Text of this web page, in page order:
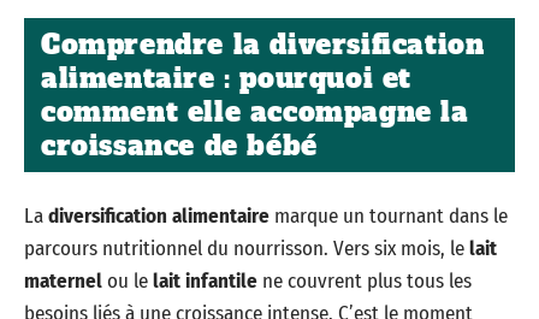
Comprendre la diversification
alimentaire : pourquoi et
comment elle accompagne la
croissance de bébé
Ladiversification alimentaire marque un tournant dans le
parcours nutritionnel du nourrisson. Vers six mois, lelait
maternelou lelait infantile ne couvrent plus tous les
besoins liés à une croissance intense. C’est le moment